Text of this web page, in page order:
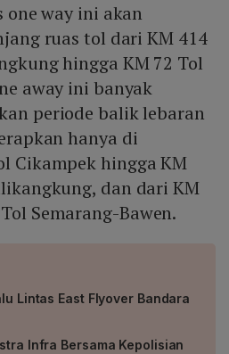
one way ini akan
ruas tol dari KM 414
hingga KM 72 Tol
away ini banyak
periode balik lebaran
hanya di
Cikampek hingga KM
dan dari KM
Semarang-Bawen.
Lintas East Flyover Bandara
Infra Bersama Kepolisian